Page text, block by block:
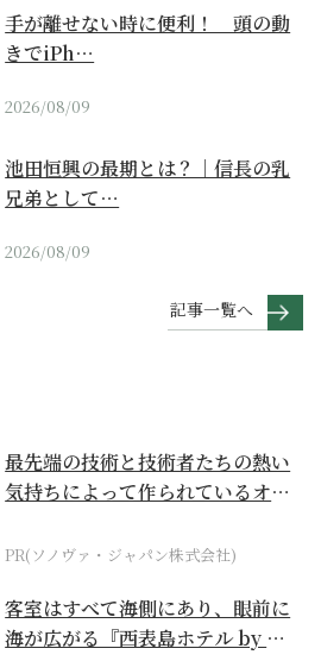
手が離せない時に便利！ 頭の動
きでiPh…
2026/08/09
池田恒興の最期とは？｜信長の乳
兄弟として…
2026/08/09
記事一覧へ
最先端の技術と技術者たちの熱い
気持ちによって作られているオー
PR(ソノヴァ・ジャパン株式会社)
客室はすべて海側にあり、眼前に
海が広がる『西表島ホテル by 星